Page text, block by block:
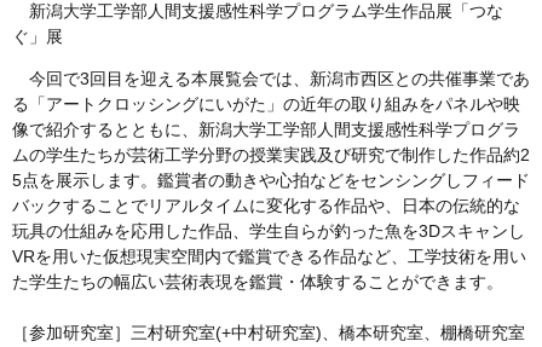
新潟大学工学部人間支援感性科学プログラム学生作品展「つな
ぐ」展
今回で3回目を迎える本展覧会では、新潟市西区との共催事業であ
る「アートクロッシングにいがた」の近年の取り組みをパネルや映
像で紹介するとともに、新潟大学工学部人間支援感性科学プログラ
ムの学生たちが芸術工学分野の授業実践及び研究で制作した作品約2
5点を展示します。鑑賞者の動きや心拍などをセンシングしフィード
バックすることでリアルタイムに変化する作品や、日本の伝統的な
玩具の仕組みを応用した作品、学生自らが釣った魚を3Dスキャンし
VRを用いた仮想現実空間内で鑑賞できる作品など、工学技術を用い
た学生たちの幅広い芸術表現を鑑賞・体験することができます。
［参加研究室］三村研究室(+中村研究室)、橋本研究室、棚橋研究室